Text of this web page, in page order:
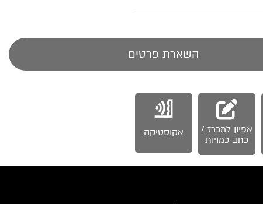
השארת פרטים
אפיון למכרז /
כתב כמויות
אקוסטיקה